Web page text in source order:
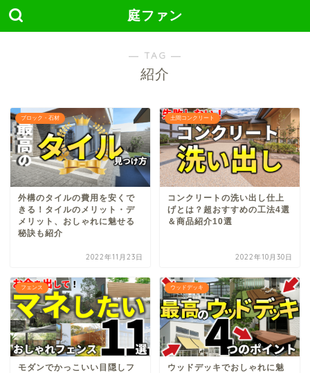
庭ファン
― TAG ―
紹介
ブロック・石材
外構のタイルの費用を安くで
きる！タイルのメリット・デ
メリット、おしゃれに魅せる
秘訣も紹介
2022年11月23日
土間コンクリート
コンクリートの洗い出し仕上
げとは？超おすすめの工法4選
＆商品紹介10選
2022年10月30日
フェンス
モダンでかっこいい目隠しフ
ウッドデッキ
ウッドデッキでおしゃれに魅